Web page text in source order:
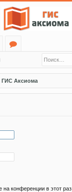
ру
м
Аксиома
конференции в этот раз